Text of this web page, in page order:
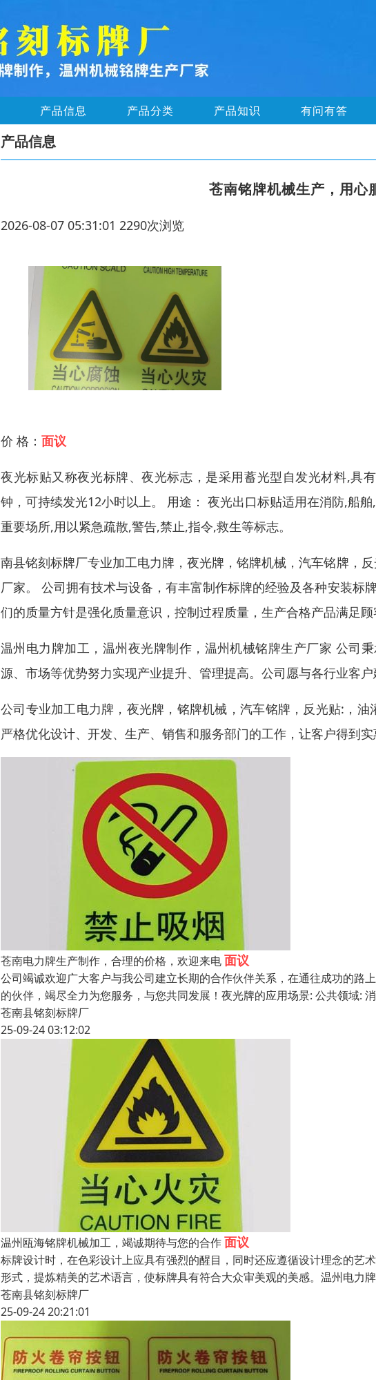
产品信息 产品分类 产品知识 有问有答
产品信息
苍南铭牌机械生产，用心
2026-08-07 05:31:01 2290次浏览
价 格： 面议
夜光标贴又称夜光标牌、夜光标志，是采用蓄光型自发光材料,具
钟，可持续发光12小时以上。 用途： 夜光出口标贴适用在消防,船
重要场所,用以紧急疏散,警告,禁止,指令,救生等标志。
南县铭刻标牌厂专业加工电力牌，夜光牌，铭牌机械，汽车铭牌，
厂家。 公司拥有技术与设备，有丰富制作标牌的经验及各种安装标
们的质量方针是强化质量意识，控制过程质量，生产合格产品满足顾
温州电力牌加工，温州夜光牌制作，温州机械铭牌生产厂家 公司
源、市场等优势努力实现产业提升、管理提高。公司愿与各行业客户
公司专业加工电力牌，夜光牌，铭牌机械，汽车铭牌，反光贴:，
严格优化设计、开发、生产、销售和服务部门的工作，让客户得到
苍南电力牌生产制作，合理的价格，欢迎来电面议
公司竭诚欢迎广大客户与我公司建立长期的合作伙伴关系，在通往成功的路
的伙伴，竭尽全力为您服务，与您共同发展！夜光牌的应用场景: 公共领域:
苍南县铭刻标牌厂
25-09-24 03:12:02
温州瓯海铭牌机械加工，竭诚期待与您的合作面议
标牌设计时，在色彩设计上应具有强烈的醒目，同时还应遵循设计理念的艺
形式，提炼精美的艺术语言，使标牌具有符合大众审美观的美感。温州电力
苍南县铭刻标牌厂
25-09-24 20:21:01